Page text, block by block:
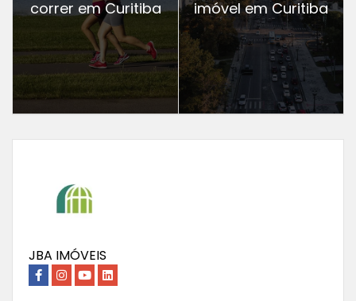
correr em Curitiba
imóvel em Curitiba
JBA IMÓVEIS